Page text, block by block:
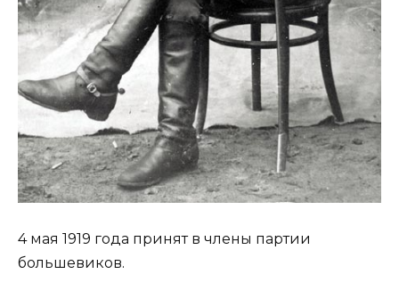
4 мая 1919 года принят в члены партии
большевиков.